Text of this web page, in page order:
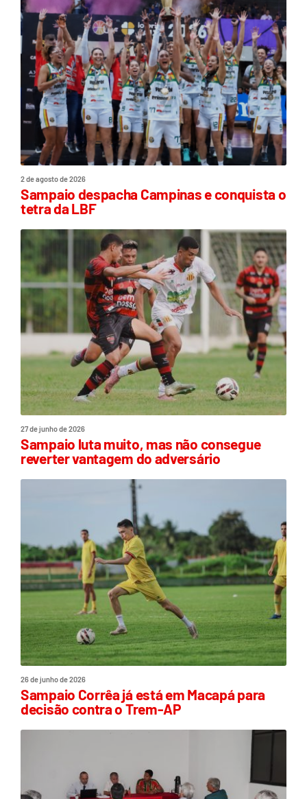
2 de agosto de 2026
Sampaio despacha Campinas e conquista o
tetra da LBF
27 de junho de 2026
Sampaio luta muito, mas não consegue
reverter vantagem do adversário
26 de junho de 2026
Sampaio Corrêa já está em Macapá para
decisão contra o Trem-AP